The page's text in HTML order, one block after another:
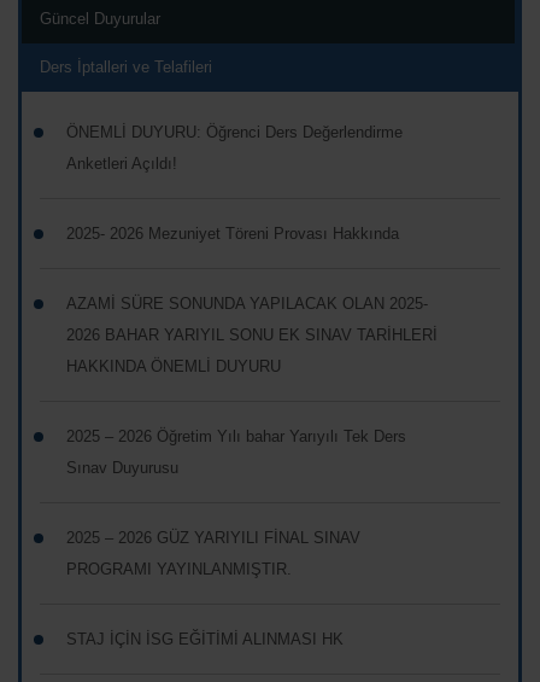
Güncel Duyurular
Ders İptalleri ve Telafileri
ÖNEMLİ DUYURU: Öğrenci Ders Değerlendirme
Anketleri Açıldı!
2025- 2026 Mezuniyet Töreni Provası Hakkında
AZAMİ SÜRE SONUNDA YAPILACAK OLAN 2025-
2026 BAHAR YARIYIL SONU EK SINAV TARİHLERİ
HAKKINDA ÖNEMLİ DUYURU
2025 – 2026 Öğretim Yılı bahar Yarıyılı Tek Ders
Sınav Duyurusu
2025 – 2026 GÜZ YARIYILI FİNAL SINAV
PROGRAMI YAYINLANMIŞTIR.
STAJ İÇİN İSG EĞİTİMİ ALINMASI HK